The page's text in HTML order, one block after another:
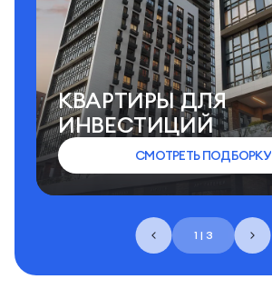
1 | 3
КВАРТИРЫ ДЛЯ
ИНВЕСТИЦИЙ
СМОТРЕТЬ ПОДБОРКУ